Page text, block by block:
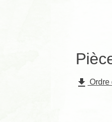
file_download Ordre